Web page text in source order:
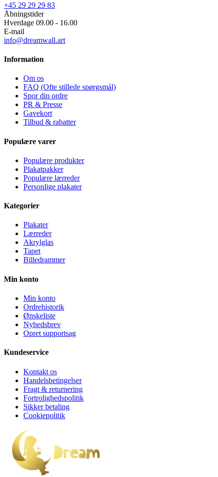
+45 29 29 29 83
Åbningstider
Hverdage 09.00 - 16.00
E-mail
info@dreamwall.art
Information
Om os
FAQ (Ofte stillede spørgsmål)
Spor din ordre
PR & Presse
Gavekort
Tilbud & rabatter
Populære varer
Populære produkter
Plakatpakker
Populære lærreder
Personlige plakater
Kategorier
Plakater
Lærreder
Akrylglas
Tapet
Billedrammer
Min konto
Min konto
Ordrehistorik
Ønskeliste
Nyhedsbrev
Opret supportsag
Kundeservice
Kontakt os
Handelsbetingelser
Fragt & returnering
Fortrolighedspolitik
Sikker betaling
Cookiepolitik